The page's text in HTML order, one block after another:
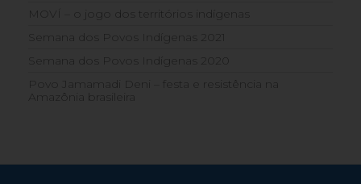
MOVÍ – o jogo dos territórios indígenas
Semana dos Povos Indígenas 2021
Semana dos Povos Indígenas 2020
Povo Jamamadi Deni – festa e resistência na
Amazônia brasileira